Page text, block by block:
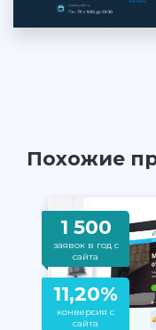
Похожие
1 500
заявок в год с
сайта
11,20%
конверсия с
сайта